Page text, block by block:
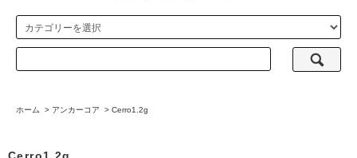
ホーム > アンカーコア > Cerro1.2g